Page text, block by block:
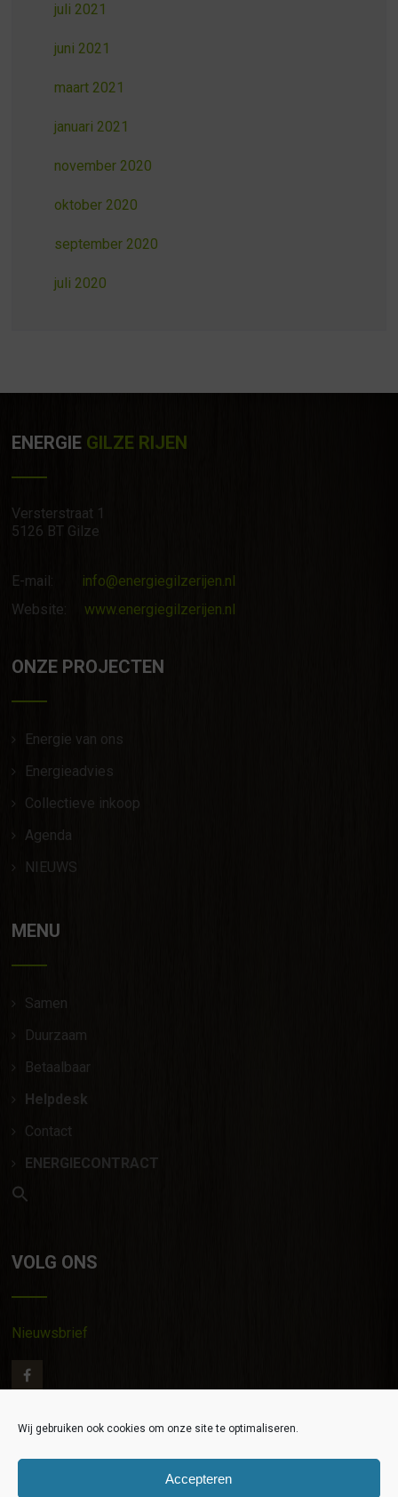
Wij gebruiken ook cookies om onze site te optimaliseren.
Accepteren
juli 2021
juni 2021
maart 2021
januari 2021
november 2020
oktober 2020
september 2020
juli 2020
ENERGIE GILZE RIJEN
Versterstraat 1
5126 BT Gilze
E-mail:
info@energiegilzerijen.nl
Website:
www.energiegilzerijen.nl
ONZE PROJECTEN
Energie van ons
Energieadvies
Collectieve inkoop
Agenda
NIEUWS
MENU
Samen
Duurzaam
Betaalbaar
Helpdesk
Contact
ENERGIECONTRACT
VOLG ONS
Nieuwsbrief
Contact|Privacy verklaring|Algemene Voorwaarden
EGR 2020